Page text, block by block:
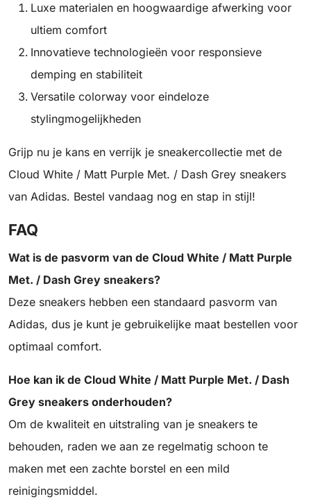
Luxe materialen en hoogwaardige afwerking voor
ultiem comfort
Innovatieve technologieën voor responsieve
demping en stabiliteit
Versatile colorway voor eindeloze
stylingmogelijkheden
Grijp nu je kans en verrijk je sneakercollectie met de
Cloud White / Matt Purple Met. / Dash Grey sneakers
van Adidas. Bestel vandaag nog en stap in stijl!
FAQ
Wat is de pasvorm van de Cloud White / Matt Purple
Met. / Dash Grey sneakers?
Deze sneakers hebben een standaard pasvorm van
Adidas, dus je kunt je gebruikelijke maat bestellen voor
optimaal comfort.
Hoe kan ik de Cloud White / Matt Purple Met. / Dash
Grey sneakers onderhouden?
Om de kwaliteit en uitstraling van je sneakers te
behouden, raden we aan ze regelmatig schoon te
maken met een zachte borstel en een mild
reinigingsmiddel.